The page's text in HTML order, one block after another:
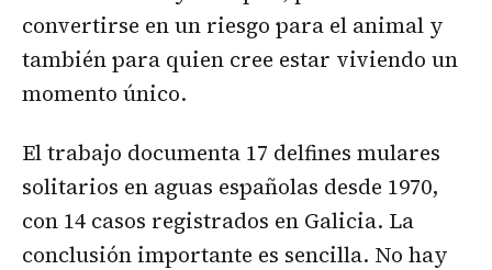
convertirse en un riesgo para el animal y
también para quien cree estar viviendo un
momento único.
El trabajo documenta 17 delfines mulares
solitarios en aguas españolas desde 1970,
con 14 casos registrados en Galicia. La
conclusión importante es sencilla. No hay